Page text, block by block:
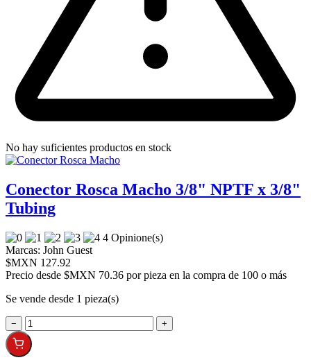
No hay suficientes productos en stock
Conector Rosca Macho 3/8" NPTF x 3/8"
Tubing
4 Opinione(s)
Marcas: John Guest
$MXN 127.92
Precio desde $MXN 70.36 por pieza en la compra de 100 o más
Se vende desde 1 pieza(s)
− +